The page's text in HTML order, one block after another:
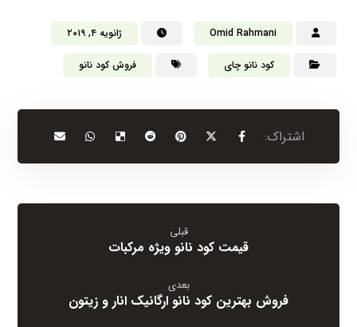
Omid Rahmani ژانویه ۴, ۲۰۱۹
کود نانو چای فروش کود نانو
قبلی
قیمت کود نانو ویژه مرکبات
بعدی
فروش بهترین کود نانو ارگانیک انار و زیتون